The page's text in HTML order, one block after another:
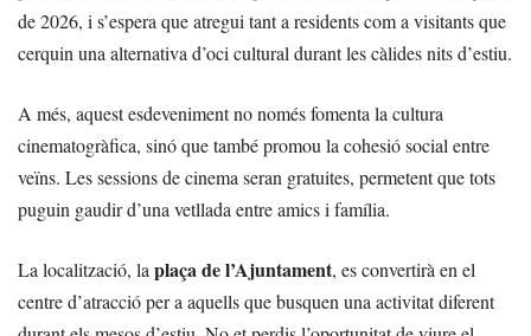
de 2026, i s’espera que atregui tant a residents com a visitants que
cerquin una alternativa d’oci cultural durant les càlides nits d’estiu.
A més, aquest esdeveniment no només fomenta la cultura
cinematogràfica, sinó que també promou la cohesió social entre
veïns. Les sessions de cinema seran gratuites, permetent que tots
puguin gaudir d’una vetllada entre amics i família.
La localització, la plaça de l’Ajuntament, es convertirà en el
centre d’atracció per a aquells que busquen una activitat diferent